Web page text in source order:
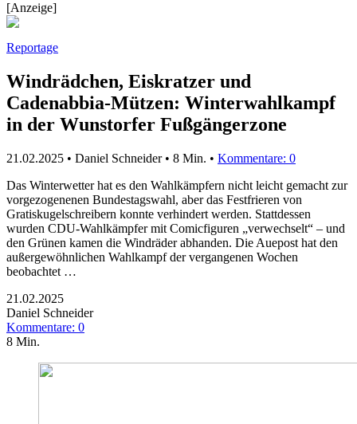
[Anzeige]
Reportage
Windrädchen, Eiskratzer und
Cadenabbia-Mützen: Winterwahlkampf
in der Wunstorfer Fußgängerzone
21.02.2025 • Daniel Schneider • 8 Min. • Kommentare: 0
Das Winterwetter hat es den Wahlkämpfern nicht leicht gemacht zur
vorgezogenenen Bundestagswahl, aber das Festfrieren von
Gratiskugelschreibern konnte verhindert werden. Stattdessen
wurden CDU-Wahlkämpfer mit Comicfiguren „verwechselt“ – und
den Grünen kamen die Windräder abhanden. Die Auepost hat den
außergewöhnlichen Wahlkampf der vergangenen Wochen
beobachtet …
21.02.2025
Daniel Schneider
Kommentare: 0
8 Min.